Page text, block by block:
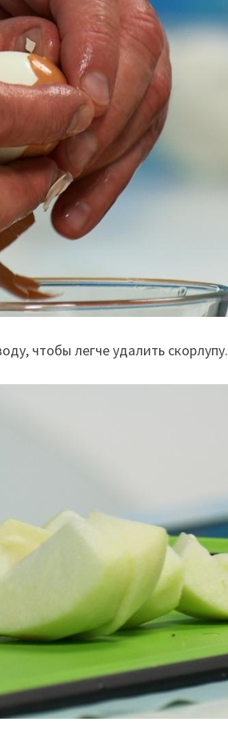
чтобы легче удалить скорлупу.